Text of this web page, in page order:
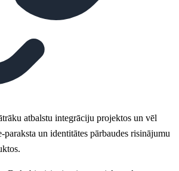
atbalstu integrāciju projektos un vēl
paraksta un identitātes pārbaudes risinājumu